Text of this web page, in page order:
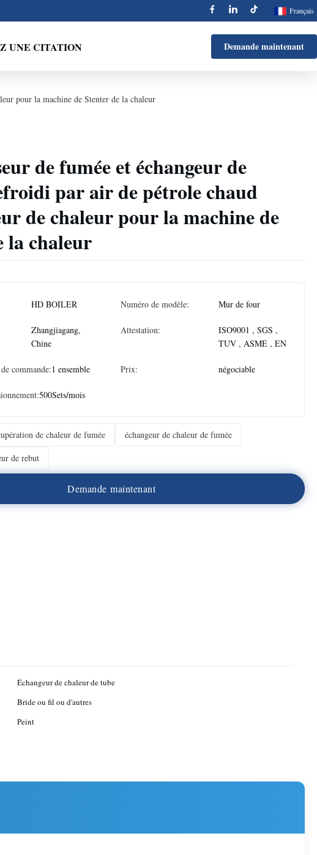
Français
UNE CITATION Demande maintenant
pour la machine de Stenter de la chaleur
de fumée et échangeur de
par air de pétrole chaud
de chaleur pour la machine de
la chaleur
HD BOILER Numéro de modèle: Mur de four
Zhangjiagang,
Chine
Attestation:
ISO9001 , SGS ,
TUV , ASME , EN
commande:1 ensemble Prix: négociable
500Sets/mois
de chaleur de fumée
échangeur de chaleur de fumée
de rebut
Demande maintenant
Échangeur de chaleur de tube
Bride ou fil ou d'autres
Peint